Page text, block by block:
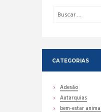
CATEGORIAS
Adesão
Autarquias
bem-estar animal